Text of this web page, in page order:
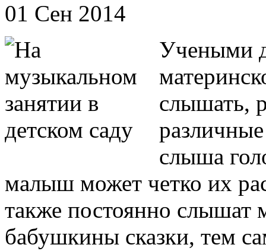
01 Сен 2014
Учеными
слышать,
слыша
малыш может четко их
также постоянно
бабушкины сказки, тем